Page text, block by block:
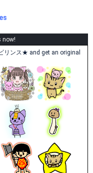
now!
リンス★ and get an original